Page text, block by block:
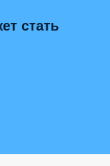
стать